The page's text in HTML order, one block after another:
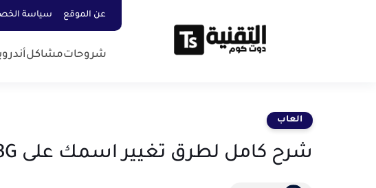
عن الموقع سياسة
شروحاتمشاكل
العاب
شرح كامل لطرق تغيير اسمك على PUBG